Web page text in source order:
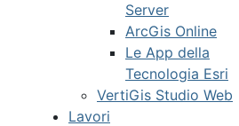
Server
ArcGis Online
Le App della
Tecnologia Esri
VertiGis Studio Web
Lavori